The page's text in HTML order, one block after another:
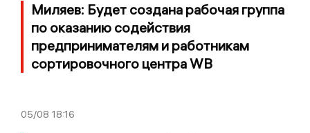
Миляев: Будет создана рабочая группа
по оказанию содействия
предпринимателям и работникам
сортировочного центра WB
05/08 18:16